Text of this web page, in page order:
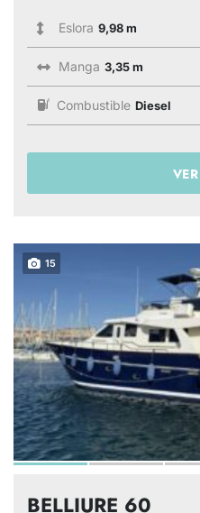
Eslora 9,98 m
Manga 3,35 m
Combustible Diesel
15
BELLIURE 60